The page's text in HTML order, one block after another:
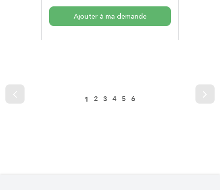
Ajouter à ma demande
1 2 3 4 5 6